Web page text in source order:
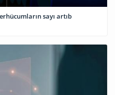
sayı artıb